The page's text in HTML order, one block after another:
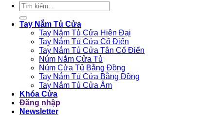
Tìm
kiếm:
Tay Nắm Tủ Cửa
Tay Nắm Tủ Cửa Hiện Đại
Tay Nắm Tủ Cửa Cổ Điển
Tay Nắm Tủ Cửa Tân Cổ Điển
Núm Nắm Cửa Tủ
Núm Cửa Tủ Bằng Đồng
Tay Nắm Tủ Cửa Bằng Đồng
Tay Nắm Tủ Cửa Âm
Khóa Cửa
Đăng nhập
Newsletter